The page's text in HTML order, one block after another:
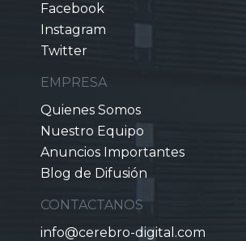
Facebook
Instagram
Twitter
EMPRESA
Quienes Somos
Nuestro Equipo
Anuncios Importantes
Blog de Difusión
CONTACTANOS
info@cerebro-digital.com